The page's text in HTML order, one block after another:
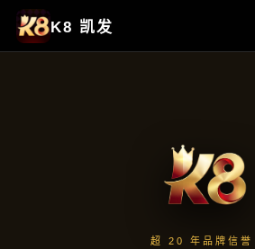
公司动态
首页 公司动态